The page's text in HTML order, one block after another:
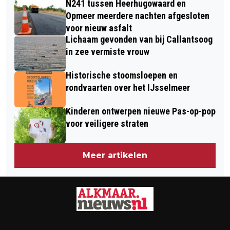
OPLEIDING
WONINGOVERVAL IN
HEERHUGOWAARD
N241 tussen Heerhugowaard en
Opmeer meerdere nachten afgesloten
voor nieuw asfalt
Lichaam gevonden van bij Callantsoog
in zee vermiste vrouw
Historische stoomsloepen en
rondvaarten over het IJsselmeer
Kinderen ontwerpen nieuwe Pas-op-pop
voor veiligere straten
Meer artikelen